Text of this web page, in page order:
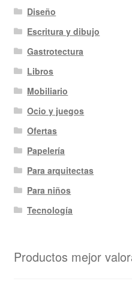
Diseño
Escritura y dibujo
Gastrotectura
Libros
Mobiliario
Ocio y juegos
Ofertas
Papelería
Para arquitectas
Para niños
Tecnología
Productos mejor